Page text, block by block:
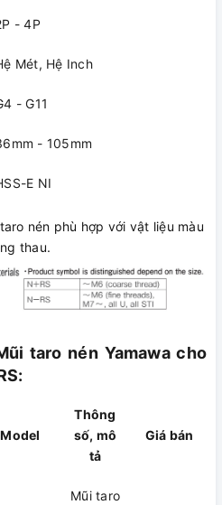
- 4P
Mét, Hệ Inch
- G11
- 105mm
E NI
nén phù hợp với vật liệu màu
thau.
taro nén Yamawa cho
Model
Thông
số, mô
tả
Giá bán
Mũi taro